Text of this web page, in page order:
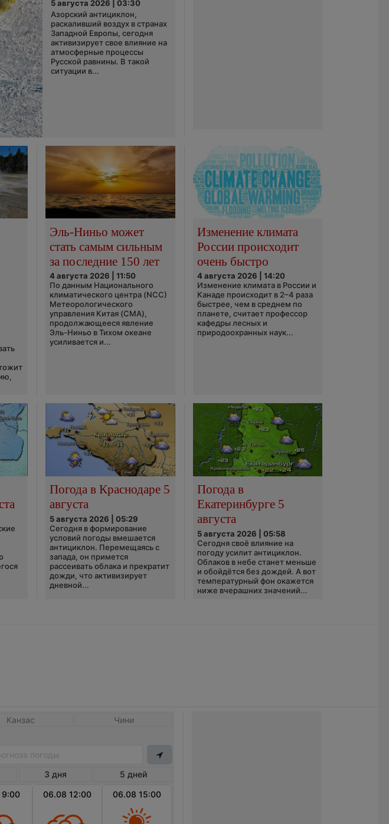
5 августа 2026 | 03:30
Азорский антициклон,
раскаливший воздух в странах
Западной Европы, сегодня
активизирует свое влияние на
атмосферные процессы
Русской равнины. В такой
ситуации в...
Эль-Ниньо может
стать самым сильным
за последние 150 лет
4 августа 2026 | 11:50
По данным Национального
климатического центра (NCC)
Метеорологического
управления Китая (CMA),
продолжающееся явление
Эль-Ниньо в Тихом океане
усиливается и...
Изменение климата
России происходит
очень быстро
4 августа 2026 | 14:20
Изменение климата в России и
Канаде происходит в 2–4 раза
быстрее, чем в среднем по
планете, считает профессор
кафедры лесных и
природоохранных наук...
Погода в Краснодаре 5
августа
5 августа 2026 | 05:29
Сегодня в формирование
условий погоды вмешается
антициклон. Перемещаясь с
запада, он примется
рассеивать облака и прекратит
дожди, что активизирует
дневной...
Погода в
Екатеринбурге 5
августа
5 августа 2026 | 05:58
Сегодня своё влияние на
погоду усилит антициклон.
Облаков в небе станет меньше
и обойдётся без дождей. А вот
температурный фон окажется
ниже вчерашних значений...
Канзас
Чини
3 дня
5 дней
9:00 06.08 12:00 06.08 15:00